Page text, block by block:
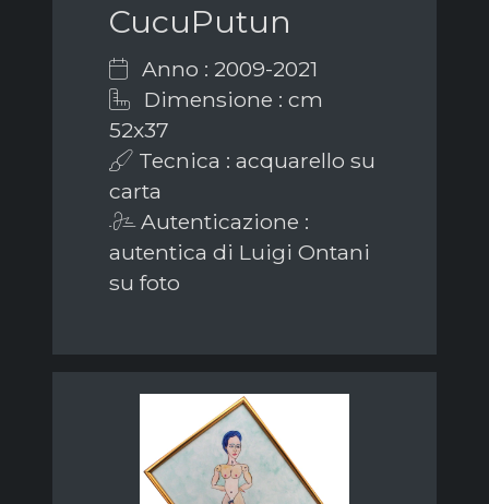
CucuPutun
Anno : 2009-2021
Dimensione : cm
52x37
Tecnica : acquarello su
carta
Autenticazione :
autentica di Luigi Ontani
su foto